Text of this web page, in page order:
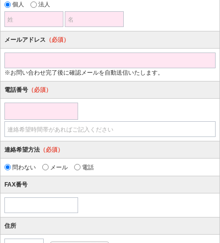
個人 法人
姓 名
メールアドレス （必須）
※お問い合わせ完了後に確認メールを自動送信いたします。
電話番号 （必須）
連絡希望時間帯があればご記入ください
連絡希望方法 （必須）
問わない メール 電話
FAX番号
住所